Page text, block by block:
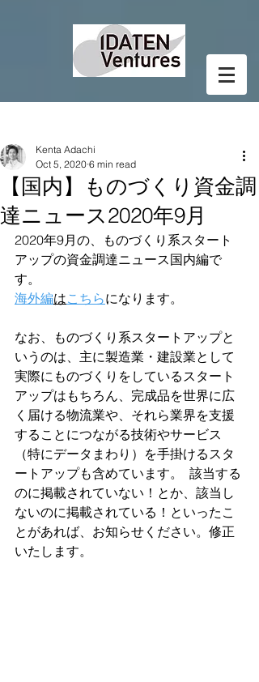
【国内】ものづくり資金調
達ニュース2020年9月
Kenta Adachi
Oct 5, 2020 6 min read
2020年9月の、ものづくり系スタート
アップの資金調達ニュース国内編で
す。
海外編はこちらになります。
なお、ものづくり系スタートアップと
いうのは、主に製造業・建設業として
実際にものづくりをしているスタート
アップはもちろん、完成品を世界に広
く届ける物流業や、それら業界を支援
することにつながる技術やサービス
（特にデータまわり）を手掛けるスタ
ートアップも含めています。  該当する
のに掲載されていない！とか、該当し
ないのに掲載されている！といったこ
とがあれば、お知らせください。修正
いたします。